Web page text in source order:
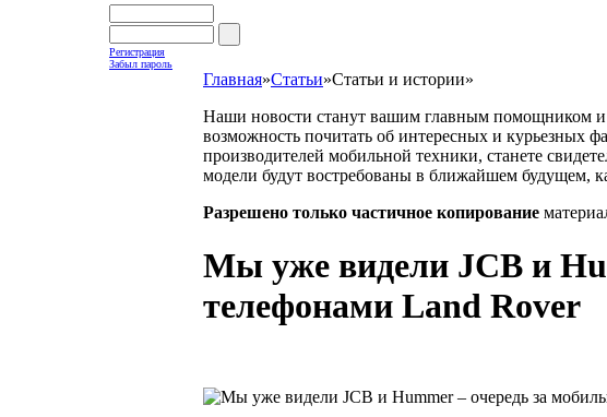
Регистрация
Забыл пароль
Главная»Статьи»Статьи и истории»
Наши новости станут вашим главным помощником и
возможность почитать об интересных и курьезных
производителей мобильной техники, станете
модели будут востребованы в ближайшем будущем,
Разрешено только частичное копирование
Мы уже видели JCB и
телефонами Land Rover